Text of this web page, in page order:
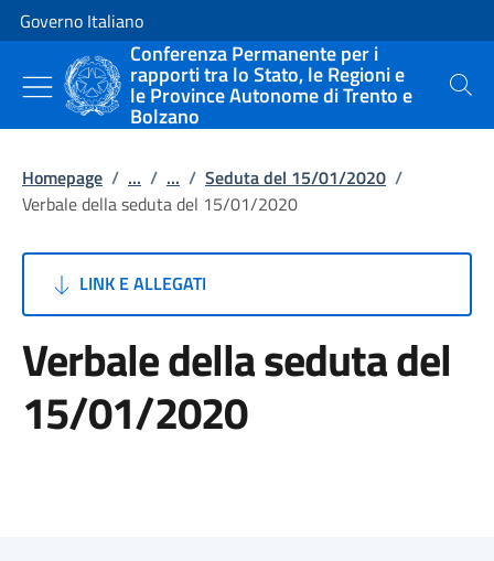
Vai al contenuto
Vai alla navigazione del sito
Governo Italiano
Conferenza Permanente per i
rapporti tra lo Stato, le Regioni e
le Province Autonome di Trento e
Bolzano
Cerca
Homepage / ... / ... / Seduta del 15/01/2020 /
Verbale della seduta del 15/01/2020
LINK E ALLEGATI
Verbale della seduta del
15/01/2020